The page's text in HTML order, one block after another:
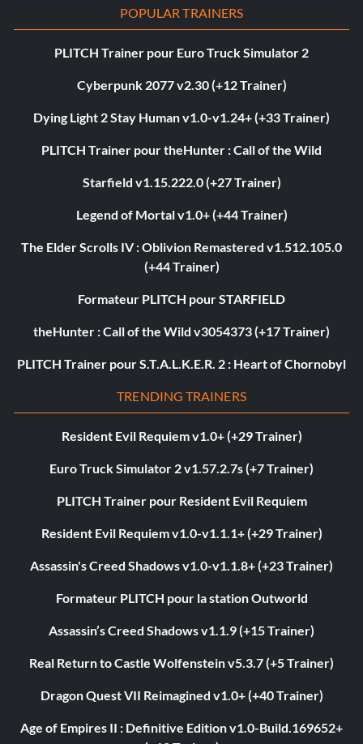
POPULAR TRAINERS
PLITCH Trainer pour Euro Truck Simulator 2
Cyberpunk 2077 v2.30 (+12 Trainer)
Dying Light 2 Stay Human v1.0-v1.24+ (+33 Trainer)
PLITCH Trainer pour theHunter : Call of the Wild
Starfield v1.15.222.0 (+27 Trainer)
Legend of Mortal v1.0+ (+44 Trainer)
The Elder Scrolls IV : Oblivion Remastered v1.512.105.0
(+44 Trainer)
Formateur PLITCH pour STARFIELD
theHunter : Call of the Wild v3054373 (+17 Trainer)
PLITCH Trainer pour S.T.A.L.K.E.R. 2 : Heart of Chornobyl
TRENDING TRAINERS
Resident Evil Requiem v1.0+ (+29 Trainer)
Euro Truck Simulator 2 v1.57.2.7s (+7 Trainer)
PLITCH Trainer pour Resident Evil Requiem
Resident Evil Requiem v1.0-v1.1.1+ (+29 Trainer)
Assassin's Creed Shadows v1.0-v1.1.8+ (+23 Trainer)
Formateur PLITCH pour la station Outworld
Assassin’s Creed Shadows v1.1.9 (+15 Trainer)
Real Return to Castle Wolfenstein v5.3.7 (+5 Trainer)
Dragon Quest VII Reimagined v1.0+ (+40 Trainer)
Age of Empires II : Definitive Edition v1.0-Build.169652+